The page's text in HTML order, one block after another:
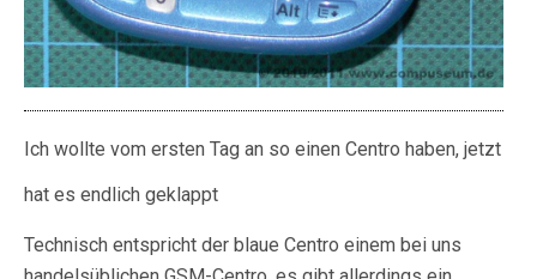
Ich wollte vom ersten Tag an so einen Centro haben, jetzt
hat es endlich geklappt
Technisch entspricht der blaue Centro einem bei uns